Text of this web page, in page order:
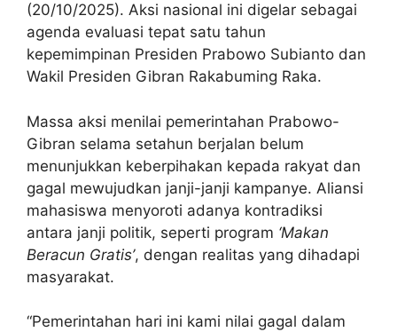
(20/10/2025). Aksi nasional ini digelar sebagai
agenda evaluasi tepat satu tahun
kepemimpinan Presiden Prabowo Subianto dan
Wakil Presiden Gibran Rakabuming Raka.
Massa aksi menilai pemerintahan Prabowo-
Gibran selama setahun berjalan belum
menunjukkan keberpihakan kepada rakyat dan
gagal mewujudkan janji-janji kampanye. Aliansi
mahasiswa menyoroti adanya kontradiksi
antara janji politik, seperti program ‘Makan
Beracun Gratis’, dengan realitas yang dihadapi
masyarakat.
“Pemerintahan hari ini kami nilai gagal dalam